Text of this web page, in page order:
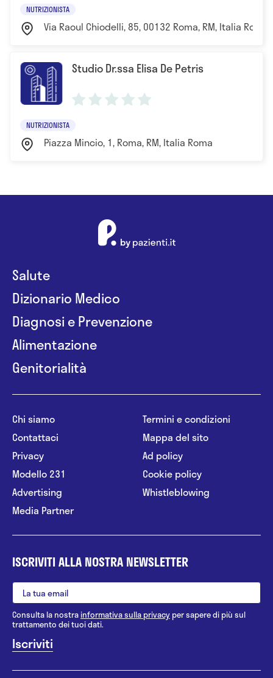
NUTRIZIONISTA
Via Raoul Chiodelli, 85, 00132 Roma, RM, Italia Roma
Studio Dr.ssa Elisa De Petris
NUTRIZIONISTA
Piazza Mincio, 1, Roma, RM, Italia Roma
Salute
Dizionario Medico
Diagnosi e Prevenzione
Alimentazione
Genitorialità
Chi siamo
Contattaci
Privacy
Modello 231
Advertising
Media Partner
Termini e condizioni
Mappa del sito
Ad policy
Cookie policy
Whistleblowing
ISCRIVITI ALLA NOSTRA NEWSLETTER
Consulta la nostrainformativa sulla privacy per sapere di più sul
trattamento dei tuoi dati.